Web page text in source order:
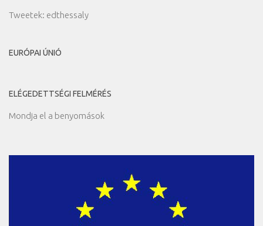
Tweetek: edthessaly
EURÓPAI ÚNIÓ
ELÉGEDETTSÉGI FELMÉRÉS
Mondja el a benyomások